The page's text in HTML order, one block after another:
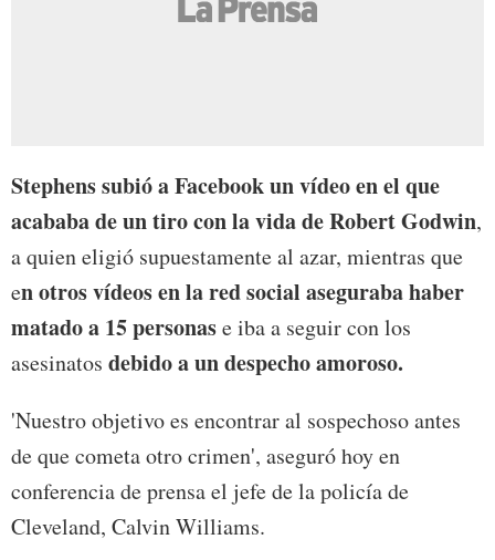
Stephens subió a Facebook un vídeo en el que
acababa de un tiro con la vida de Robert Godwin,
a quien eligió supuestamente al azar, mientras que
en otros vídeos en la red social aseguraba haber
matado a 15 personase iba a seguir con los
asesinatos debido a un despecho amoroso.
'Nuestro objetivo es encontrar al sospechoso antes
de que cometa otro crimen', aseguró hoy en
conferencia de prensa el jefe de la policía de
Cleveland, Calvin Williams.